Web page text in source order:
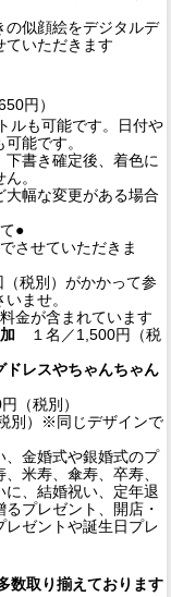
似顔絵をデジタルデ
ていただきます
円）
ルも可能です。日付や
可能です。
書き確定後、着色に
。
大幅な変更がある場合
●
させていただきま
税別）がかかって参
ませ。
金が含まれています
１名／1,500円（税
ドレスやちゃんちゃん
（税別）
別）※同じデザインで
、金婚式や銀婚式のプ
米寿、傘寿、卒寿、
に、結婚祝い、定年退
プレゼント、開店・
レゼントや誕生日プレ
数取り揃えております